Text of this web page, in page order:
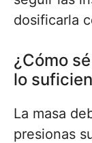
dosificarla
¿Cómo
lo
La masa
presionas